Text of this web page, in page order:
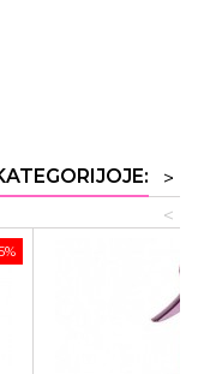
>
<